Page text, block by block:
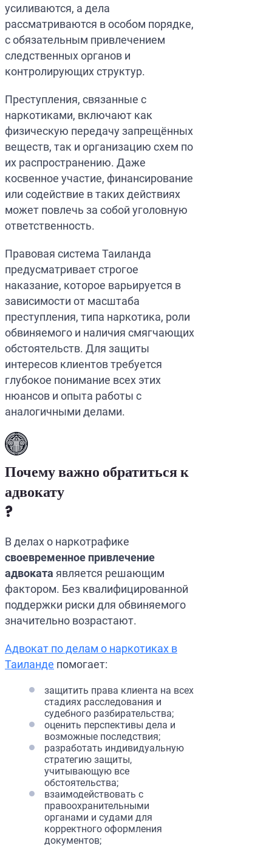
усиливаются, а дела
рассматриваются в особом порядке,
с обязательным привлечением
следственных органов и
контролирующих структур.
Преступления, связанные с
наркотиками, включают как
физическую передачу запрещённых
веществ, так и организацию схем по
их распространению. Даже
косвенное участие, финансирование
или содействие в таких действиях
может повлечь за собой уголовную
ответственность.
Правовая система Таиланда
предусматривает строгое
наказание, которое варьируется в
зависимости от масштаба
преступления, типа наркотика, роли
обвиняемого и наличия смягчающих
обстоятельств. Для защиты
интересов клиентов требуется
глубокое понимание всех этих
нюансов и опыта работы с
аналогичными делами.
Почему важно обратиться к
адвокату
?
В делах о наркотрафике
своевременное привлечение
адвоката является решающим
фактором. Без квалифицированной
поддержки риски для обвиняемого
значительно возрастают.
Адвокат по делам о наркотиках в
Таиланде помогает:
защитить права клиента на всех
стадиях расследования и
судебного разбирательства;
оценить перспективы дела и
возможные последствия;
разработать индивидуальную
стратегию защиты,
учитывающую все
обстоятельства;
взаимодействовать с
правоохранительными
органами и судами для
корректного оформления
документов;